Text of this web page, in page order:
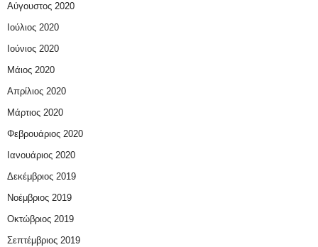
Αύγουστος 2020
Ιούλιος 2020
Ιούνιος 2020
Μάιος 2020
Απρίλιος 2020
Μάρτιος 2020
Φεβρουάριος 2020
Ιανουάριος 2020
Δεκέμβριος 2019
Νοέμβριος 2019
Οκτώβριος 2019
Σεπτέμβριος 2019